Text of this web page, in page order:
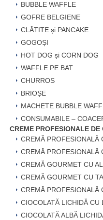
BUBBLE WAFFLE
GOFRE BELGIENE
CLĂTITE și PANCAKE
GOGOȘI
HOT DOG și CORN DOG
WAFFLE PE BAT
CHURROS
BRIOȘE
MACHETE BUBBLE
CONSUMABILE –
CREME PROFESIONALE DE
CREMĂ PROFESIONALĂ
CREMĂ PROFESIONALĂ
CREMĂ GOURMET CU
CREMĂ GOURMET CU
CREMĂ PROFESIONALĂ
CIOCOLATĂ LICHIDĂ CU
CIOCOLATĂ ALBĂ